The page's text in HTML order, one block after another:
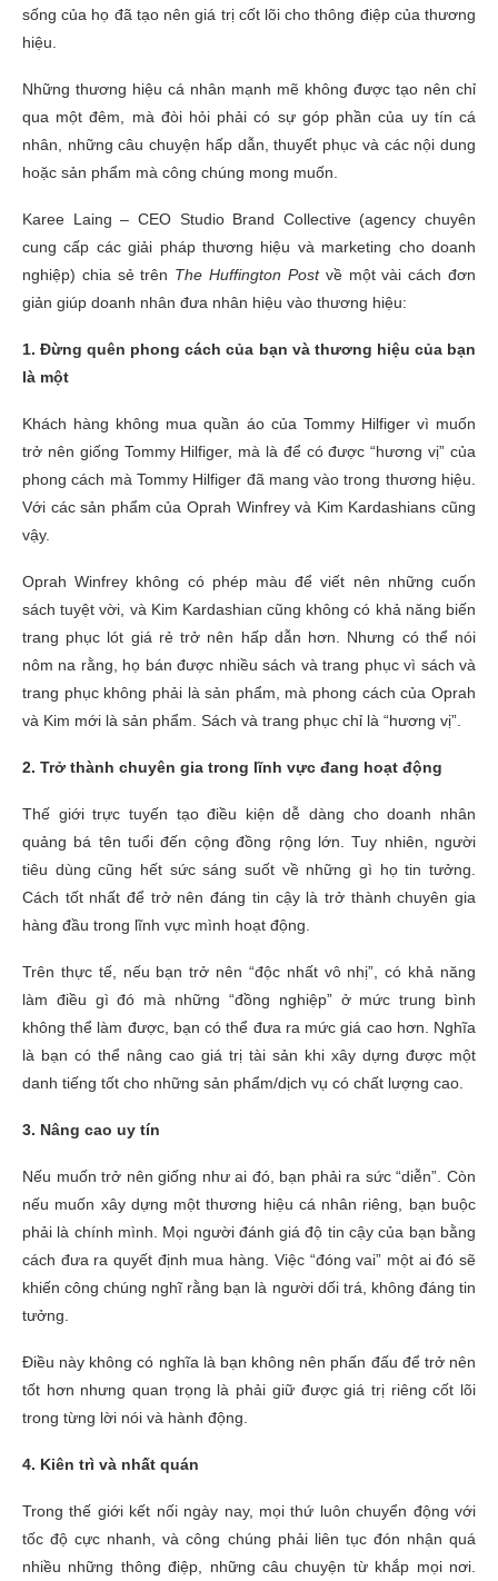
sống của họ đã tạo nên giá trị cốt lõi cho thông điệp của thương
hiệu.
Những thương hiệu cá nhân mạnh mẽ không được tạo nên chỉ
qua một đêm, mà đòi hỏi phải có sự góp phần của uy tín cá
nhân, những câu chuyện hấp dẫn, thuyết phục và các nội dung
hoặc sản phẩm mà công chúng mong muốn.
Karee Laing – CEO Studio Brand Collective (agency chuyên
cung cấp các giải pháp thương hiệu và marketing cho doanh
nghiệp) chia sẻ trên The Huffington Post về một vài cách đơn
giản giúp doanh nhân đưa nhân hiệu vào thương hiệu:
1. Đừng quên phong cách của bạn và thương hiệu của bạn
là một
Khách hàng không mua quần áo của Tommy Hilfiger vì muốn
trở nên giống Tommy Hilfiger, mà là để có được “hương vị” của
phong cách mà Tommy Hilfiger đã mang vào trong thương hiệu.
Với các sản phẩm của Oprah Winfrey và Kim Kardashians cũng
vậy.
Oprah Winfrey không có phép màu để viết nên những cuốn
sách tuyệt vời, và Kim Kardashian cũng không có khả năng biến
trang phục lót giá rẻ trở nên hấp dẫn hơn. Nhưng có thể nói
nôm na rằng, họ bán được nhiều sách và trang phục vì sách và
trang phục không phải là sản phẩm, mà phong cách của Oprah
và Kim mới là sản phẩm. Sách và trang phục chỉ là “hương vị”.
2. Trở thành chuyên gia trong lĩnh vực đang hoạt động
Thế giới trực tuyến tạo điều kiện dễ dàng cho doanh nhân
quảng bá tên tuổi đến cộng đồng rộng lớn. Tuy nhiên, người
tiêu dùng cũng hết sức sáng suốt về những gì họ tin tưởng.
Cách tốt nhất để trở nên đáng tin cậy là trở thành chuyên gia
hàng đầu trong lĩnh vực mình hoạt động.
Trên thực tế, nếu bạn trở nên “độc nhất vô nhị”, có khả năng
làm điều gì đó mà những “đồng nghiệp” ở mức trung bình
không thể làm được, bạn có thể đưa ra mức giá cao hơn. Nghĩa
là bạn có thể nâng cao giá trị tài sản khi xây dựng được một
danh tiếng tốt cho những sản phẩm/dịch vụ có chất lượng cao.
3. Nâng cao uy tín
Nếu muốn trở nên giống như ai đó, bạn phải ra sức “diễn”. Còn
nếu muốn xây dựng một thương hiệu cá nhân riêng, bạn buộc
phải là chính mình. Mọi người đánh giá độ tin cậy của bạn bằng
cách đưa ra quyết định mua hàng. Việc “đóng vai” một ai đó sẽ
khiến công chúng nghĩ rằng bạn là người dối trá, không đáng tin
tưởng.
Điều này không có nghĩa là bạn không nên phấn đấu để trở nên
tốt hơn nhưng quan trọng là phải giữ được giá trị riêng cốt lõi
trong từng lời nói và hành động.
4. Kiên trì và nhất quán
Trong thế giới kết nối ngày nay, mọi thứ luôn chuyển động với
tốc độ cực nhanh, và công chúng phải liên tục đón nhận quá
nhiều những thông điệp, những câu chuyện từ khắp mọi nơi.